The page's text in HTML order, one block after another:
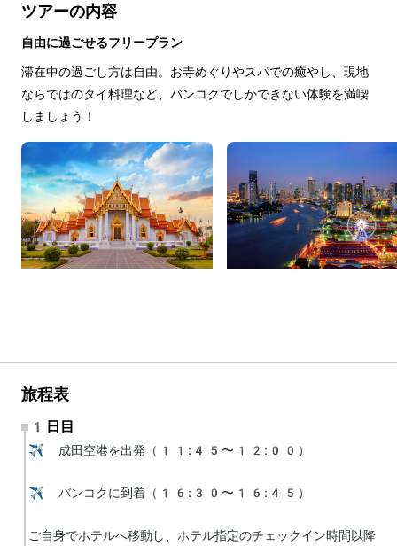
ツアーの内容
自由に過ごせるフリープラン
滞在中の過ごし方は自由。お寺めぐりやスパでの癒やし、現地
ならではのタイ料理など、バンコクでしかできない体験を満喫
しましょう！
旅程表
1日目
✈️ 成田空港を出発（11:45〜12:00）
✈️ バンコクに到着（16:30〜16:45）
ご自身でホテルへ移動し、ホテル指定のチェックイン時間以降